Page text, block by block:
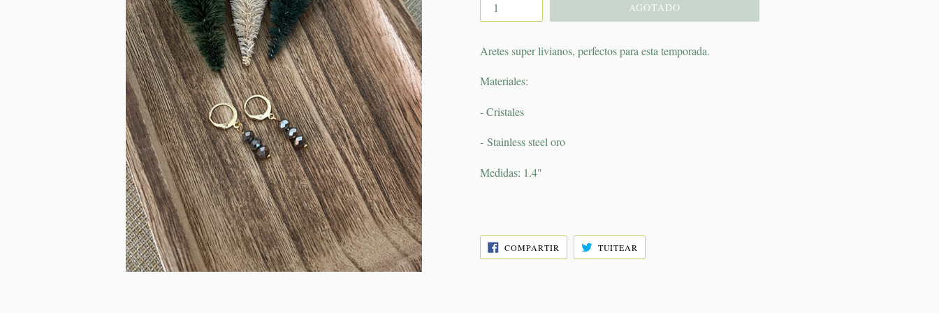
AGOTADO
Aretes super livianos, perfectos para esta temporada.
Materiales:
- Cristales
- Stainless steel oro
Medidas: 1.4"
COMPARTIR COMPARTIR
EN
FACEBOOK
TUITEAR
TWITTER